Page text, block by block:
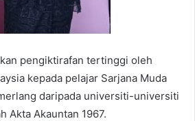
pengiktirafan tertinggi oleh
kepada pelajar Sarjana Muda
daripada universiti-universiti
Akta Akauntan 1967.